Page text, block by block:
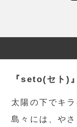
『seto(セト)
太陽の下でキ
島々には、や